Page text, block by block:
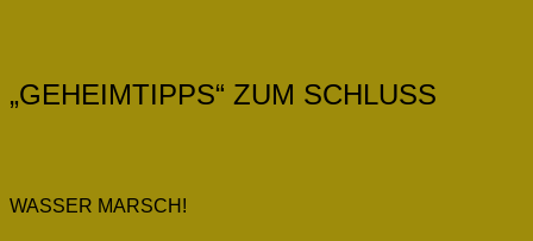
„GEHEIMTIPPS“ ZUM SCHLUSS
WASSER MARSCH!